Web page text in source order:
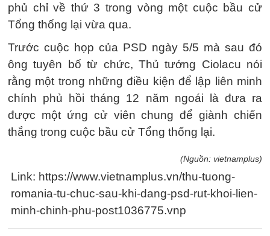
phủ chỉ về thứ 3 trong vòng một cuộc bầu cử
Tổng thống lại vừa qua.
Trước cuộc họp của PSD ngày 5/5 mà sau đó
ông tuyên bố từ chức, Thủ tướng Ciolacu nói
rằng một trong những điều kiện để lập liên minh
chính phủ hồi tháng 12 năm ngoái là đưa ra
được một ứng cử viên chung để giành chiến
thắng trong cuộc bầu cử Tổng thống lại.
(Nguồn: vietnamplus)
Link: https://www.vietnamplus.vn/thu-tuong-
romania-tu-chuc-sau-khi-dang-psd-rut-khoi-lien-
minh-chinh-phu-post1036775.vnp